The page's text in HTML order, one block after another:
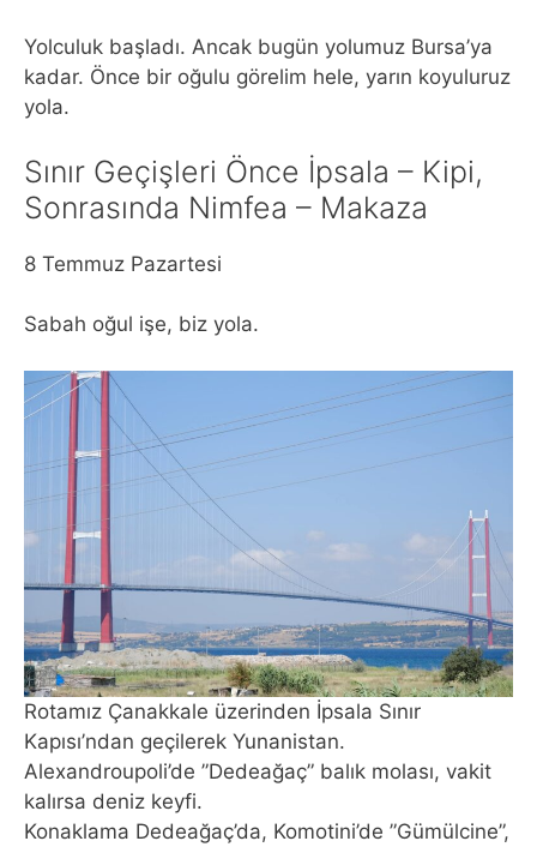
Yolculuk başladı. Ancak bugün yolumuz Bursa’ya
kadar. Önce bir oğulu görelim hele, yarın koyuluruz
yola.
Sınır Geçişleri Önce İpsala – Kipi,
Sonrasında Nimfea – Makaza
8 Temmuz Pazartesi
Sabah oğul işe, biz yola.
Rotamız Çanakkale üzerinden İpsala Sınır
Kapısı’ndan geçilerek Yunanistan.
Alexandroupoli’de ”Dedeağaç” balık molası, vakit
kalırsa deniz keyfi.
Konaklama Dedeağaç’da, Komotini’de ”Gümülcine”,